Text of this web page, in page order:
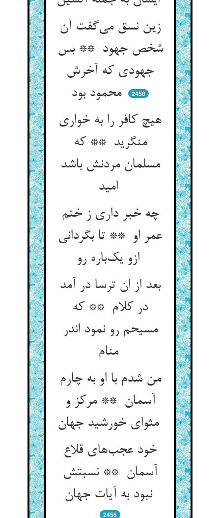
زین نسق می‌گفت آن
شخص جهود ** بس
جهودی که آخرش
محمود بود
2450
هیچ کافر را به خواری
منگرید ** که
مسلمان مردنش باشد
چه خبر داری ز ختم
عمر او ** تا بگردانی
بعد از ان ترسا در آمد
در کلام ** که
مسیحم رو نمود اندر
منام
من شدم با او به چارم
آسمان ** مرکز و
مثوای خورشید جهان
خود عجب‌های قلاع
آسمان ** نسبتش
نبود به آیات جهان
2455